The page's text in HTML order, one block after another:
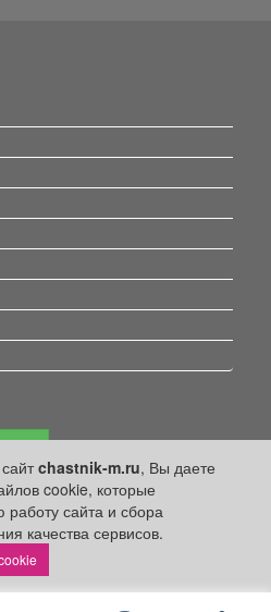
chastnik-m.ru, Вы даете
cookie, которые
работу сайта и сбора
качества сервисов.